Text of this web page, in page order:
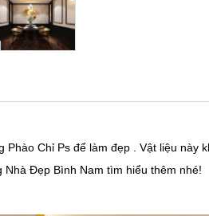
Chỉ Ps để làm đẹp . Vật liệu
Đẹp Bình Nam tìm hiểu thêm nhé!